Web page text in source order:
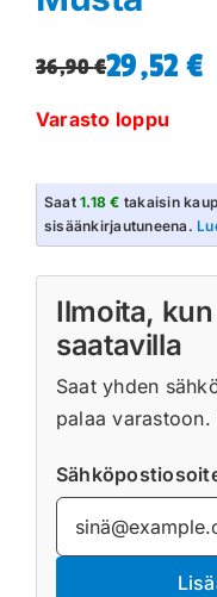
36,90€
Alkuperäinen
hinta
36,90 €.
29,52 €
Nykyinen
hinta
29,52 €.
Varasto loppu
Saat1.18 € takaisin
sisäänkirjautuneena.
Ilmoita,
saatavilla
Saat yhden
palaa